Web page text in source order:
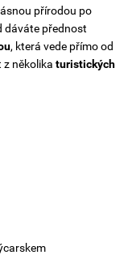
přírodou po
dáváte přednost
, která vede přímo od
z několika turistických